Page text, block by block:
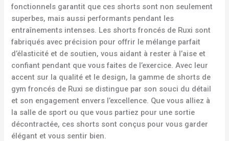
fonctionnels garantit que ces shorts sont non seulement
superbes, mais aussi performants pendant les
entraînements intenses. Les shorts froncés de Ruxi sont
fabriqués avec précision pour offrir le mélange parfait
d’élasticité et de soutien, vous aidant à rester à l’aise et
confiant pendant que vous faites de l’exercice. Avec leur
accent sur la qualité et le design, la gamme de shorts de
gym froncés de Ruxi se distingue par son souci du détail
et son engagement envers l’excellence. Que vous alliez à
la salle de sport ou que vous partiez pour une sortie
décontractée, ces shorts sont conçus pour vous garder
élégant et vous sentir bien.